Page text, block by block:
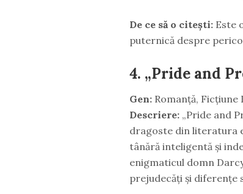
De ce să o citești:Este
puternică despre
4. „Pride and
Gen:Romanță, Ficțiune
Descriere:„Pride and
dragoste din literatura
tânără inteligentă și
enigmaticul domn
prejudecăți și diferențe